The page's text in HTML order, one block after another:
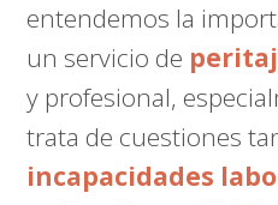
entendemos la
un servicio de
y profesional,
trata de cuestiones
incapacidades